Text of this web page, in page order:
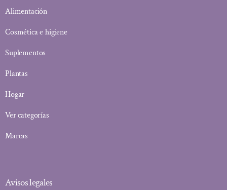
Alimentación
Cosmética e higiene
Suplementos
Plantas
Hogar
Ver categorías
Marcas
Avisos legales